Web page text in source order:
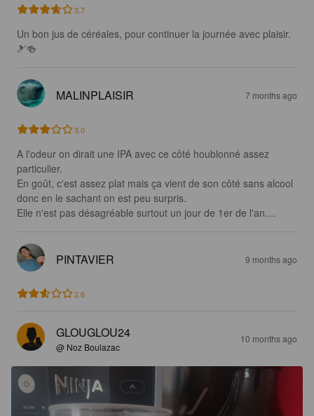
3.7
Un bon jus de céréales, pour continuer la journée avec plaisir.
🎿🍻
MALINPLAISIR 7 months ago
3.0
A l'odeur on dirait une IPA avec ce côté houblonné assez
particulier.
En goût, c'est assez plat mais ça vient de son côté sans alcool
donc en le sachant on est peu surpris.
Elle n'est pas désagréable surtout un jour de 1er de l'an....
PINTAVIER 9 months ago
2.6
GLOUGLOU24
@ Noz Boulazac
10 months ago